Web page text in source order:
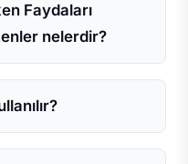
Faydaları
nelerdir?